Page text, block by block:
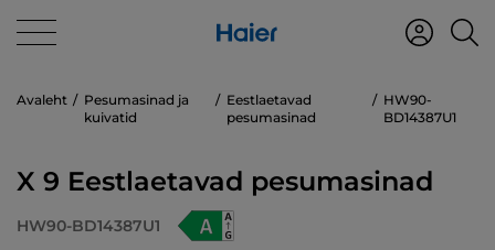
Avaleht
Pesumasinad ja
kuivatid
Eestlaetavad
pesumasinad
HW90-
BD14387U1
X 9 Eestlaetavad pesumasinad
HW90-BD14387U1